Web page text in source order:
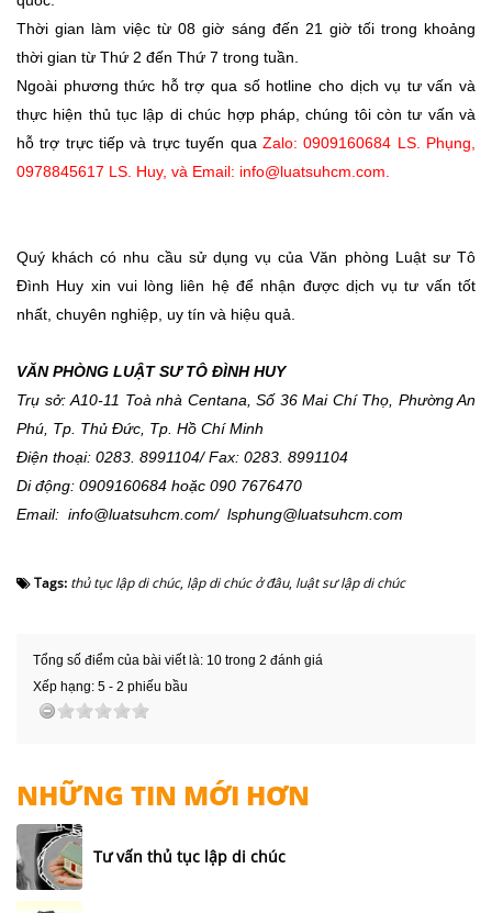
Thời gian làm việc từ 08 giờ sáng đến 21 giờ tối trong khoảng
thời gian từ Thứ 2 đến Thứ 7 trong tuần.
Ngoài phương thức hỗ trợ qua số hotline cho dịch vụ tư vấn và
thực hiện thủ tục lập di chúc hợp pháp, chúng tôi còn tư vấn và
hỗ trợ trực tiếp và trực tuyến qua Zalo: 0909160684 LS. Phụng,
0978845617 LS. Huy, và Email: info@luatsuhcm.com.
Quý khách có nhu cầu sử dụng vụ của Văn phòng Luật sư Tô
Đình Huy xin vui lòng liên hệ để nhận được dịch vụ tư vấn tốt
nhất, chuyên nghiệp, uy tín và hiệu quả.
VĂN PHÒNG LUẬT SƯ TÔ ĐÌNH HUY
Trụ sở: A10-11 Toà nhà Centana, Số 36 Mai Chí Thọ, Phường An
Phú, Tp. Thủ Đức, Tp. Hồ Chí Minh
Điện thoại: 0283. 8991104/ Fax: 0283. 8991104
Di động: 0909160684 hoặc 090 7676470
Email: info@luatsuhcm.com/ lsphung@luatsuhcm.com
Tags: thủ tục lập di chúc, lập di chúc ở đâu, luật sư lập di chúc
Tổng số điểm của bài viết là: 10 trong 2 đánh giá
Xếp hạng: 5 - 2 phiếu bầu
NHỮNG TIN MỚI HƠN
Tư vấn thủ tục lập di chúc